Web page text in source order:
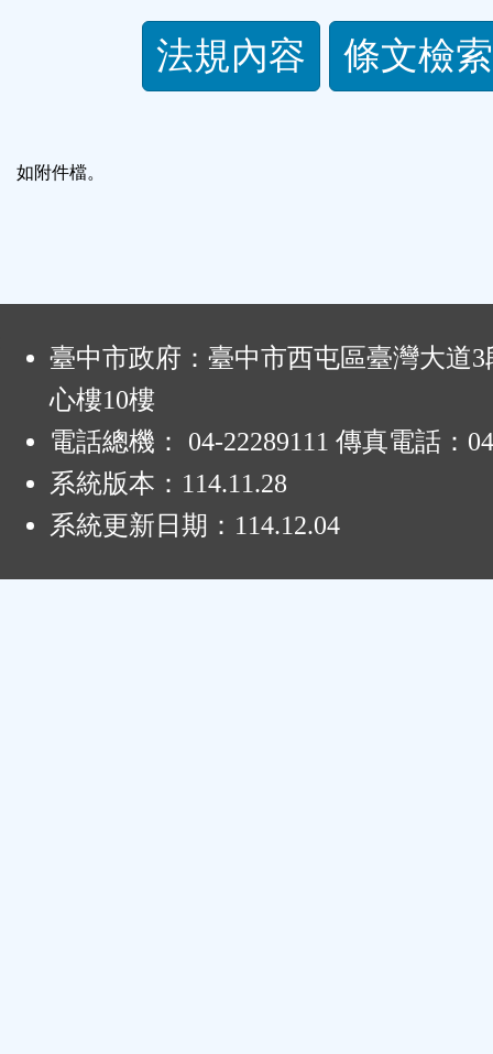
鈕
區
法規內容 條文檢索
如附件檔。
臺中市政府：臺中市西屯區臺灣大道3
心樓10樓
電話總機： 04-22289111 傳真電話：
系統版本： 114.11.28
系統更新日期： 114.12.04